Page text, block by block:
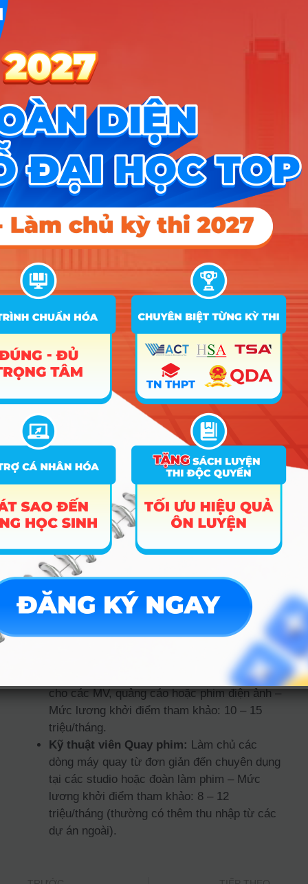
để thấy cái gì đẹp, vừa phải có “đầu óc kỹ thuật” để
làm chủ những dàn máy móc phức tạp.
Bạn có thực sự hợp với
ngành Công nghệ điện ảnh
truyền hình?
Để sống khỏe và thăng tiến với nghề, bạn nên có
Sức khỏe và sự bền bỉ:
Đây không phải là
vác máy quay đi hiện trường, thức đêm trong
phòng dựng để kịp tiến độ là chuyện cơm
Khả năng tự học công nghệ:Các thiết bị và
phần mềm biên tập thay đổi theo từng tháng,
nếu bạn là người ngại cập nhật cái mới, bạn
sẽ rất nhanh chóng bị thị trường đào thải.
Tính tỉ mỉ và cầu toàn: Một lỗi nhỏ về âm
thanh hay một khung hình bị lệch sáng cũng
có thể phá hỏng công sức của cả một ê-kíp,
vì vậy bạn cần sự cẩn trọng tuyệt đối trong
từng chi tiết.
Cơ hội việc làm & Mức
lương tham khảo
Thị trường lao động hiện nay đang cực kỳ “khát”
nhân lực chất lượng, nhất là khi các doanh nghiệp
đều đang chuyển mình làm nội dung số trên TikTok,
YouTube và các nền tảng trực tuyến. Sinh viên ra
Chuyên viên Dựng phim (Video Editor):
Cắt ghép, chỉnh màu, làm hiệu ứng hậu kỳ
cho các MV, quảng cáo hoặc phim điện ảnh –
Mức lương khởi điểm tham khảo: 10 – 15
triệu/tháng.
Kỹ thuật viên Quay phim: Làm chủ các
dòng máy quay từ đơn giản đến chuyên dụng
tại các studio hoặc đoàn làm phim – Mức
lương khởi điểm tham khảo: 8 – 12
triệu/tháng (thường có thêm thu nhập từ các
dự án ngoài).